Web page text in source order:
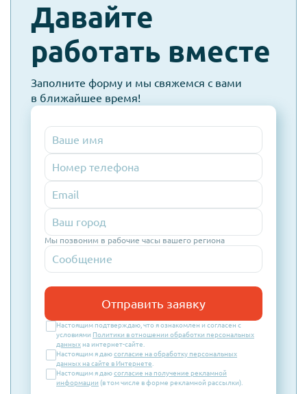
check-
spam
Давайте
работать вместе
Заполните форму и мы свяжемся с вами
в ближайшее время!
Номер
телефона
Email
Мы позвоним в рабочие часы вашего региона
Отправить заявку
Настоящим подтверждаю, что я ознакомлен и согласен с
условиями Политики в отношении обработки персональных
данных на интернет-сайте.
Настоящим я даюсогласие на обработку персональных
данных на сайте в Интернете.
Настоящим я даюсогласие на получение рекламной
информации (в том числе в форме рекламной рассылки).